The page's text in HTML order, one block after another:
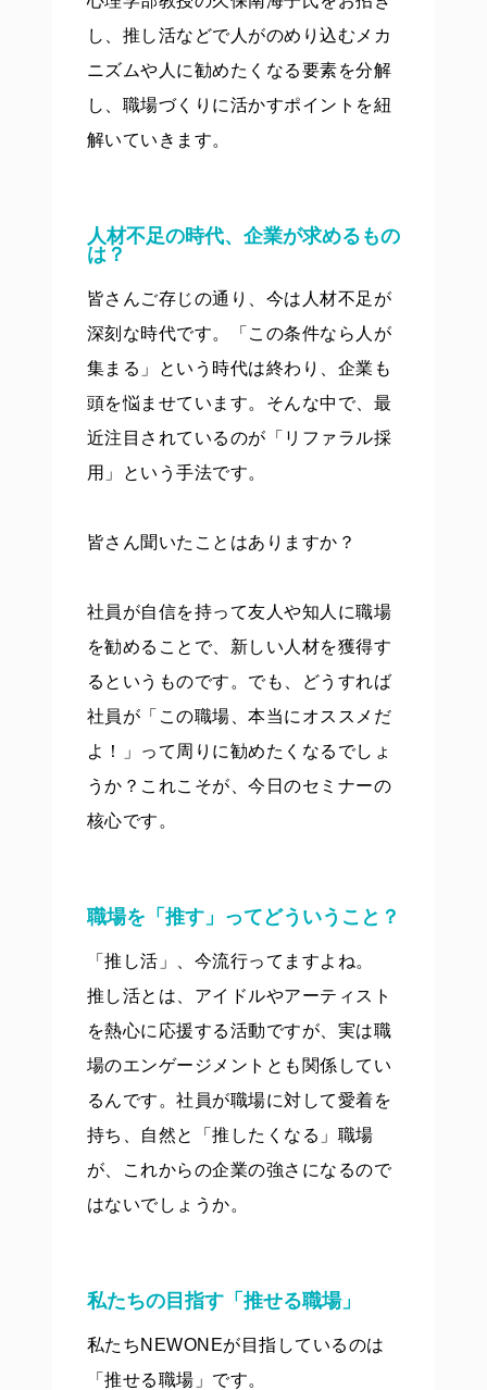
し、推し活などで人がのめり込むメカ
ニズムや人に勧めたくなる要素を分解
し、職場づくりに活かすポイントを紐
解いていきます。
人材不足の時代、企業が求めるもの
は？
皆さんご存じの通り、今は人材不足が
深刻な時代です。「この条件なら人が
集まる」という時代は終わり、企業も
頭を悩ませています。そんな中で、最
近注目されているのが「リファラル採
用」という手法です。
皆さん聞いたことはありますか？
社員が自信を持って友人や知人に職場
を勧めることで、新しい人材を獲得す
るというものです。でも、どうすれば
社員が「この職場、本当にオススメだ
よ！」って周りに勧めたくなるでしょ
うか？これこそが、今日のセミナーの
核心です。
職場を「推す」ってどういうこと？
「推し活」、今流行ってますよね。
推し活とは、アイドルやアーティスト
を熱心に応援する活動ですが、実は職
場のエンゲージメントとも関係してい
るんです。社員が職場に対して愛着を
持ち、自然と「推したくなる」職場
が、これからの企業の強さになるので
はないでしょうか。
私たちの目指す「推せる職場」
私たちNEWONEが目指しているのは
「推せる職場」です。